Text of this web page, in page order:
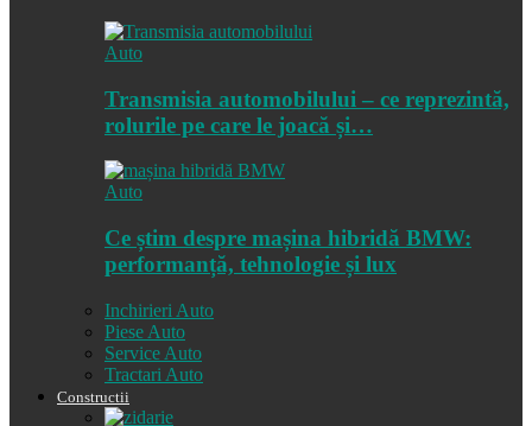
Auto
Transmisia automobilului – ce reprezintă,
rolurile pe care le joacă și…
Auto
Ce știm despre mașina hibridă BMW:
performanță, tehnologie și lux
Inchirieri Auto
Piese Auto
Service Auto
Tractari Auto
Constructii